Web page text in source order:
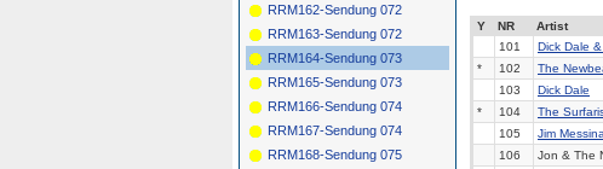
Y NR Artist
101
Dick Dale
*
102 The
103
Dick Dale
*
104 The
105
Jim
106
Jon & The
RRM162-Sendung 072
RRM163-Sendung 072
RRM164-Sendung 073
RRM165-Sendung 073
RRM166-Sendung 074
RRM167-Sendung 074
RRM168-Sendung 075